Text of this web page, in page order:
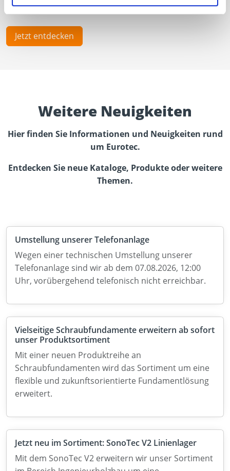
Jetzt entdecken
Weitere Neuigkeiten
Hier finden Sie Informationen und Neuigkeiten rund
um Eurotec.
Entdecken Sie neue Kataloge, Produkte oder weitere
Themen.
Umstellung unserer Telefonanlage
Wegen einer technischen Umstellung unserer
Telefonanlage sind wir ab dem 07.08.2026, 12:00
Uhr, vorübergehend telefonisch nicht erreichbar.
Vielseitige Schraubfundamente erweitern ab sofort
unser Produktsortiment
Mit einer neuen Produktreihe an
Schraubfundamenten wird das Sortiment um eine
flexible und zukunftsorientierte Fundamentlösung
erweitert.
Jetzt neu im Sortiment: SonoTec V2 Linienlager
Mit dem SonoTec V2 erweitern wir unser Sortiment